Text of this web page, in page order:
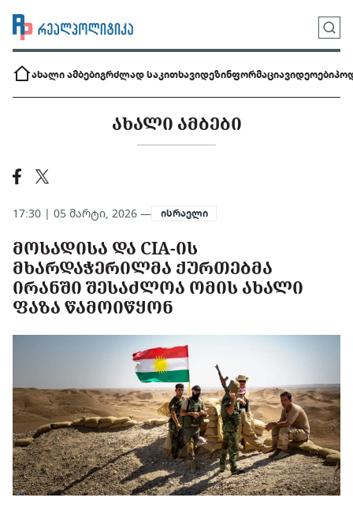
ახალი ამბებიგრძლად საკითხავიდეზინფორმაციავიდეოები
ᲐᲮᲐᲚᲘ ᲐᲛᲑᲔᲑᲘ
17:30 | 05 მარტი, 2026 — ისრაელი
ᲛᲝᲡᲐᲓᲘᲡᲐ ᲓᲐ CIA-ᲘᲡ
ᲛᲮᲐᲠᲓᲐᲭᲔᲠᲘᲚᲛᲐ ᲥᲣᲠᲗᲔᲑᲛᲐ
ᲘᲠᲐᲜᲨᲘ ᲨᲔᲡᲐᲫᲚᲝᲐ ᲝᲛᲘᲡ ᲐᲮᲐᲚᲘ
ᲤᲐᲖᲐ ᲬᲐᲛᲝᲘᲬᲧᲝᲜ